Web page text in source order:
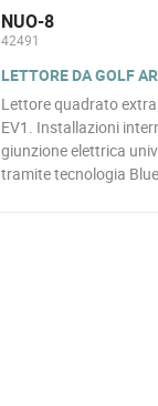
NUO-8
42491
LETTORE DA GOLF
Lettore quadrato
EV1. Installazioni
giunzione elettrica
tramite tecnologia